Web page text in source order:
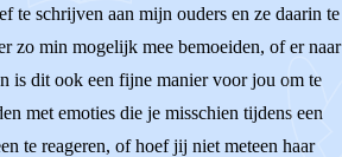
te schrijven aan mijn ouders en ze daarin te
zo min mogelijk mee bemoeiden, of er naar
is dit ook een fijne manier voor jou om te
met emoties die je misschien tijdens een
te reageren, of hoef jij niet meteen haar